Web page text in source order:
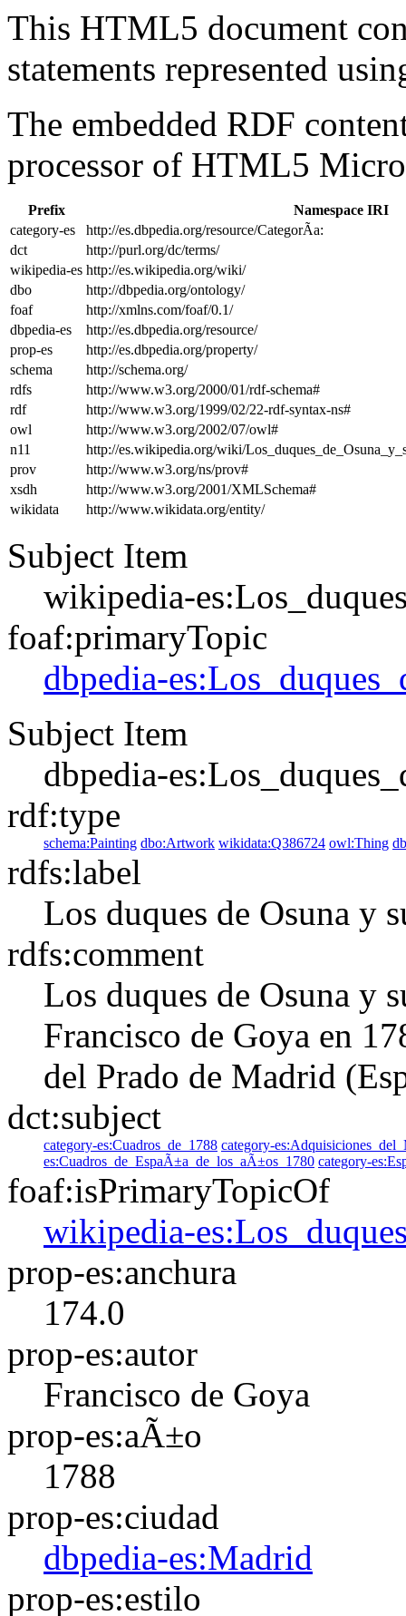
This HTML5 document
statements represented
The embedded RDF
processor of HTML5
Prefix
Namespace IRI
category-es
http://es.dbpedia.org/resource/CategorÃ­a:
dct
http://purl.org/dc/terms/
wikipedia-es http://es.wikipedia.org/wiki/
dbo
http://dbpedia.org/ontology/
foaf
http://xmlns.com/foaf/0.1/
dbpedia-es
http://es.dbpedia.org/resource/
prop-es
http://es.dbpedia.org/property/
schema
http://schema.org/
rdfs
http://www.w3.org/2000/01/rdf-schema#
rdf
http://www.w3.org/1999/02/22-rdf-syntax-ns#
owl
http://www.w3.org/2002/07/owl#
n11
http://es.wikipedia.org/wiki/
prov
http://www.w3.org/ns/prov#
xsdh
http://www.w3.org/2001/XMLSchema#
wikidata
http://www.wikidata.org/entity/
Subject Item
wikipedia-
foaf:primaryTopic
dbpedia-
Subject Item
dbpedia-
rdf:type
schema:Painting dbo:Artwork wikidata:Q386724 owl:Thing
rdfs:label
Los duques de Osuna y
rdfs:comment
Los duques de Osuna y
Francisco de Goya en
del Prado de Madrid
dct:subject
category-es:Cuadros_de_1788 category-
es:Cuadros_de_EspaÃ±a_de_los_aÃ±os_1780 category-
foaf:isPrimaryTopicOf
wikipedia-
prop-es:anchura
174.0
prop-es:autor
Francisco de Goya
prop-es:aÃ±o
1788
prop-es:ciudad
dbpedia-es:Madrid
prop-es:estilo